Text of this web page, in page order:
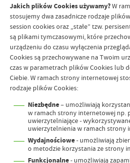
Jakich plików Cookies używamy?W
stosujemy dwa zasadnicze rodzaje
session cookies oraz „stałe” tzw.
są plikami tymczasowymi, które
urządzeniu do czasu wyłączenia
Cookies są przechowywane na Twoim
czas w parametrach plików Cookies lub
Ciebie. W ramach strony internetowej
rodzaje plików Cookies:
Niezbędne– umożliwiają
w ramach strony internetowej np.
uwierzytelniające -
uwierzytelnienia w ramach strony
Wydajnościowe- umożliwiają
o metodzie korzystania ze strony
Funkcjonalne- umożliwiają